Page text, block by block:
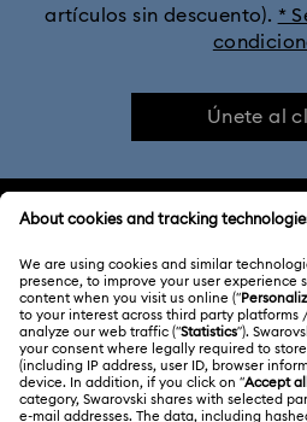
artículos sin descuento). *
Únete al
ATENCIÓN AL CLIENTE
Información general del servicio
Saldo de la tarjeta regalo
Estado de la reparación
ACERCA DE NOSOTROS
Acerca de Swarovski